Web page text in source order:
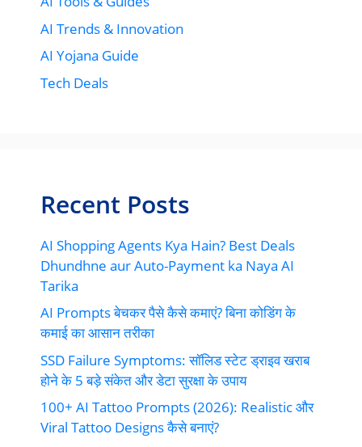
AI Trends & Innovation
AI Yojana Guide
Tech Deals
Recent Posts
AI Shopping Agents Kya Hain? Best Deals
Dhundhne aur Auto-Payment ka Naya AI
Tarika
AI Prompts बेचकर पैसे कैसे कमाएं? बिना कोडिंग के
कमाई का आसान तरीका
SSD Failure Symptoms: सॉलिड स्टेट ड्राइव खराब
होने के 5 बड़े संकेत और डेटा सुरक्षा के उपाय
100+ AI Tattoo Prompts (2026): Realistic और
Viral Tattoo Designs कैसे बनाएं?